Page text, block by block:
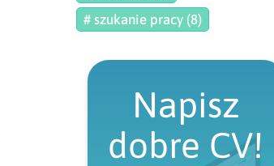
# szukanie pracy (8)
Napisz
dobre CV!